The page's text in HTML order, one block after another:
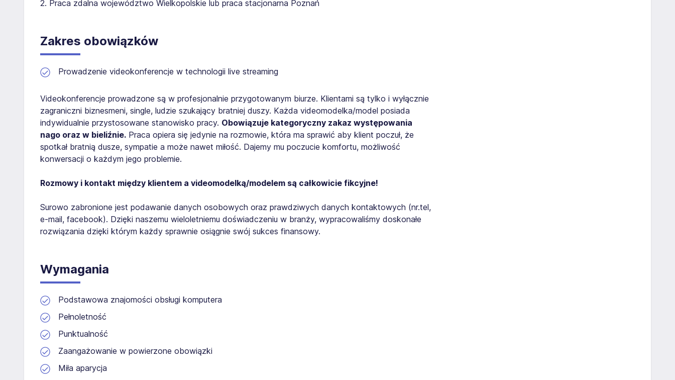
2. Praca zdalna województwo Wielkopolskie lub praca stacjonarna Poznań
Zakres obowiązków
Prowadzenie videokonferencje w technologii live streaming
Videokonferencje prowadzone są w profesjonalnie przygotowanym biurze. Klientami są tylko i wyłącznie
zagraniczni biznesmeni, single, ludzie szukający bratniej duszy. Każda videomodelka/model posiada
indywidualnie przystosowane stanowisko pracy. Obowiązuje kategoryczny zakaz występowania
nago oraz w bieliźnie. Praca opiera się jedynie na rozmowie, która ma sprawić aby klient poczuł, że
spotkał bratnią dusze, sympatie a może nawet miłość. Dajemy mu poczucie komfortu, możliwość
konwersacji o każdym jego problemie.
Rozmowy i kontakt między klientem a videomodelką/modelem są całkowicie fikcyjne!
Surowo zabronione jest podawanie danych osobowych oraz prawdziwych danych kontaktowych (nr.tel,
e-mail, facebook). Dzięki naszemu wieloletniemu doświadczeniu w branży, wypracowaliśmy doskonałe
rozwiązania dzięki którym każdy sprawnie osiągnie swój sukces finansowy.
Wymagania
Podstawowa znajomości obsługi komputera
Pełnoletność
Punktualność
Zaangażowanie w powierzone obowiązki
Miła aparycja